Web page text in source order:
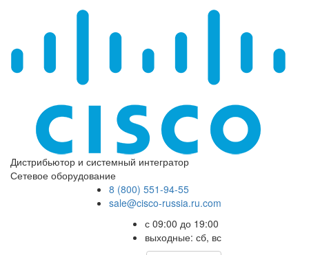
Дистрибьютор и системный интегратор
Сетевое оборудование
8 (800) 551-94-55
sale@cisco-russia.ru.com
с 09:00 до 19:00
выходные: сб, вс